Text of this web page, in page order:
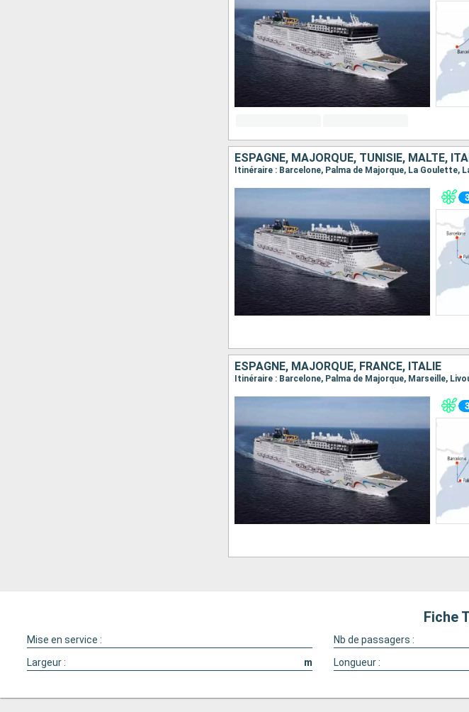
ESPAGNE, MAJORQUE, TUNISIE, MALTE,
Itinéraire : Barcelone, Palma de Majorque, La Goulette,
ESPAGNE, MAJORQUE, FRANCE, ITALIE
Itinéraire : Barcelone, Palma de Majorque, Marseille,
Fiche
Mise en service : Nb de passagers :
Largeur :
m Longueur :